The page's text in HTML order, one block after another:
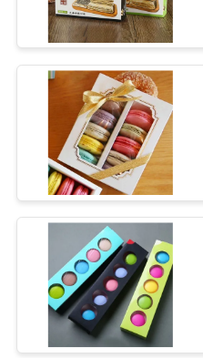
Sacchetto
a
morbido
Sacchetti
stampati